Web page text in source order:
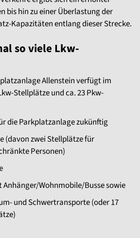
bis hin zu einer Überlastung der
Kapazitäten entlang dieser Strecke.
so viele Lkw-
Allenstein verfügt im
Stellplätze und ca. 23 Pkw-
die Parkplatzanlage zukünftig
(davon zwei Stellplätze für
Personen)
Anhänger/Wohnmobile/Busse sowie
und Schwertransporte (oder 17